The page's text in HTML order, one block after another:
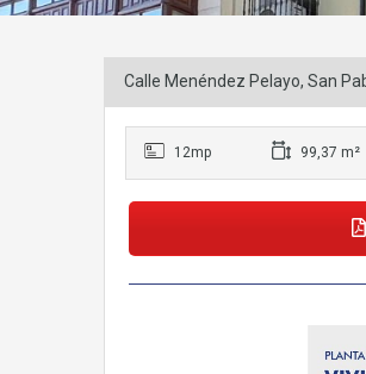
Calle Menéndez Pelayo, San
12mp 99,37 m²